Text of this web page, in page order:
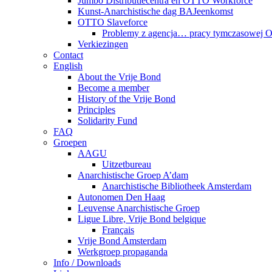
Kunst-Anarchistische dag BAJeenkomst
OTTO Slaveforce
Problemy z agencja… pracy tymczasowej
Verkiezingen
Contact
English
About the Vrije Bond
Become a member
History of the Vrije Bond
Principles
Solidarity Fund
FAQ
Groepen
AAGU
Uitzetbureau
Anarchistische Groep A’dam
Anarchistische Bibliotheek Amsterdam
Autonomen Den Haag
Leuvense Anarchistische Groep
Ligue Libre, Vrije Bond belgique
Français
Vrije Bond Amsterdam
Werkgroep propaganda
Info / Downloads